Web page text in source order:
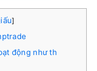
]
động như th